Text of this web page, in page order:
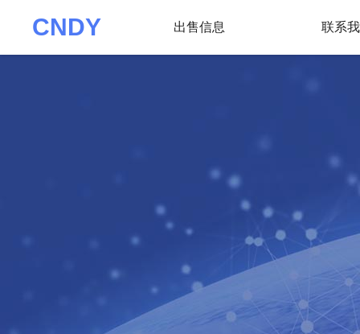
CNDY 出售信息 联系